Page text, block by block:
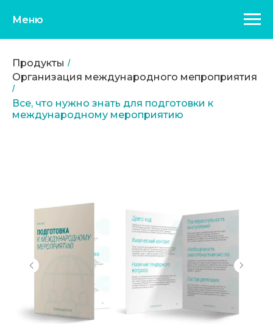
Меню
Продукты /
Организация международного мепроприятия
/
Все, что нужно знать для подготовки к
международному мероприятию